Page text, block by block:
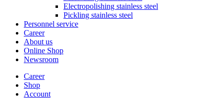
Electropolishing stainless steel
Pickling stainless steel
Personnel service
Career
About us
Online Shop
Newsroom
Career
Shop
Account